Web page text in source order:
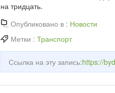
на тридцать.
Опубликовано в : Новости
Метки : Транспорт
Ссылка на эту запись:https://